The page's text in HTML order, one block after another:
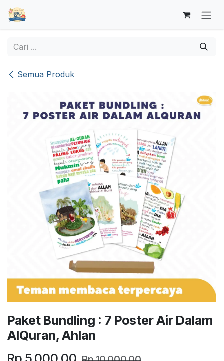
Skip ke Konten
Semua Produk
Paket Bundling : 7 Poster Air Dalam
AlQuran, Ahlan